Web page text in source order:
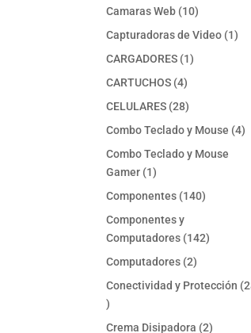
Camaras Web 1010
productos
Capturadoras de Video 11
CARGADORES 11
CARTUCHOS 44
productos
CELULARES 2828
productos
Combo Teclado y Mouse 44
Combo Teclado y Mouse
Gamer 11
producto
Componentes 140140
Componentes y
Computadores 142142
Computadores 22
productos
Conectividad y Protección
28
productos
Crema Disipadora 22